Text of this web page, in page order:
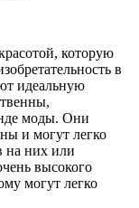
которую
в
идеальную
моды. Они
и могут легко
на них или
высокого
могут легко